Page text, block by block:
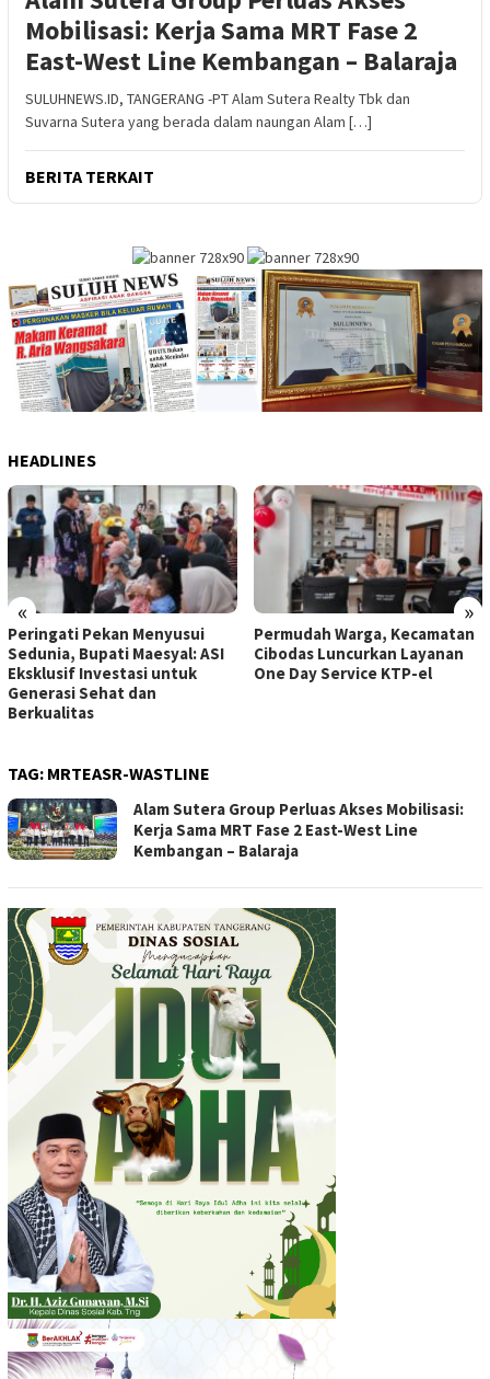
Mobilisasi: Kerja Sama MRT Fase 2
East-West Line Kembangan – Balaraja
SULUHNEWS.ID, TANGERANG -PT Alam Sutera Realty Tbk dan
Suvarna Sutera yang berada dalam naungan Alam […]
BERITA TERKAIT
HEADLINES
« »
Peringati Pekan Menyusui
Sedunia, Bupati Maesyal: ASI
Eksklusif Investasi untuk
Generasi Sehat dan
Berkualitas
Permudah Warga, Kecamatan
Cibodas Luncurkan Layanan
One Day Service KTP-el
TAG: MRTEASR-WASTLINE
Alam Sutera Group Perluas Akses Mobilisasi:
Kerja Sama MRT Fase 2 East-West Line
Kembangan – Balaraja